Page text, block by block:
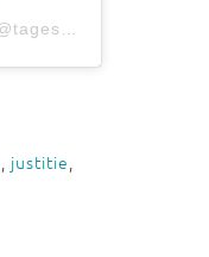
justitie